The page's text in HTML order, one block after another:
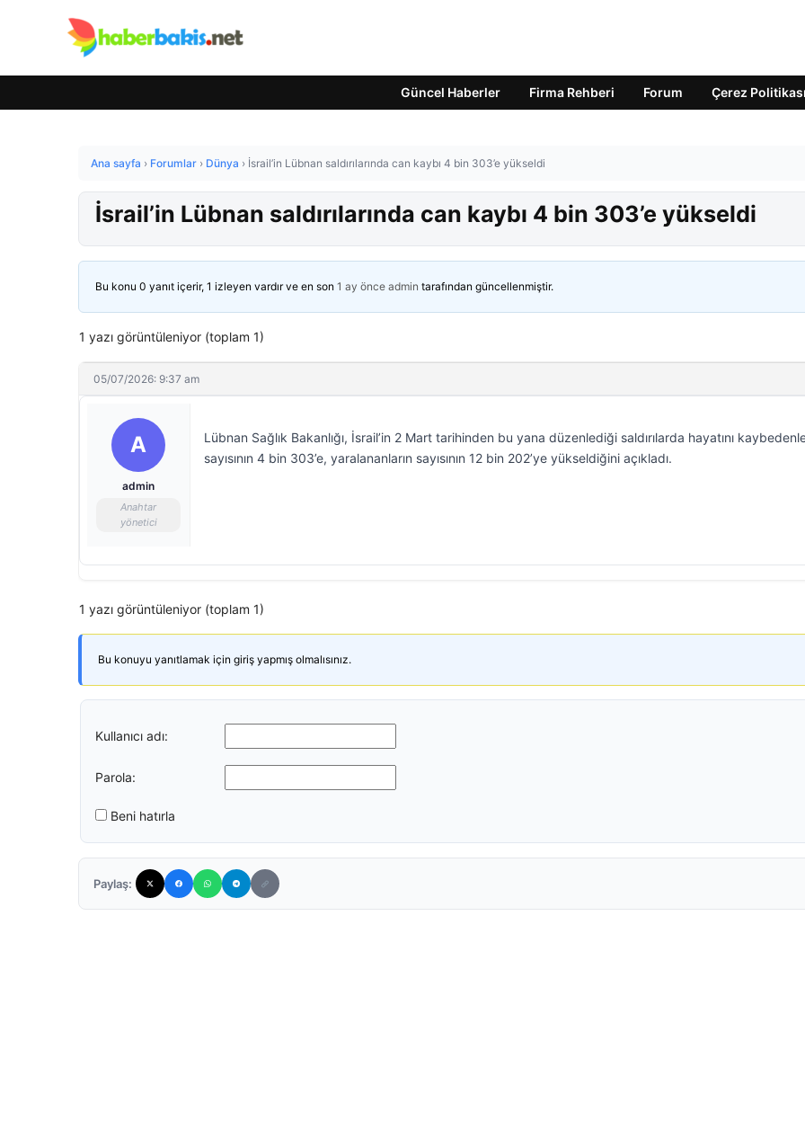
Güncel Haberler Firma Rehberi Forum Çerez Politikası
Ana sayfa › Forumlar › Dünya › İsrail’in Lübnan saldırılarında can kaybı 4 bin 303’e yükseldi
İsrail’in Lübnan saldırılarında can kaybı 4 bin 303’e yükseldi
Bu konu 0 yanıt içerir, 1 izleyen vardır ve en son 1 ay önce admin tarafından güncellenmiştir.
1 yazı görüntüleniyor (toplam 1)
05/07/2026: 9:37 am
A
admin
Anahtar
yönetici
Lübnan Sağlık Bakanlığı, İsrail’in 2 Mart tarihinden bu yana düzenlediği saldırılarda hayatını
sayısının 4 bin 303’e, yaralananların sayısının 12 bin 202’ye yükseldiğini açıkladı.
1 yazı görüntüleniyor (toplam 1)
Bu konuyu yanıtlamak için giriş yapmış olmalısınız.
Kullanıcı adı:
Parola:
Beni hatırla
Paylaş: